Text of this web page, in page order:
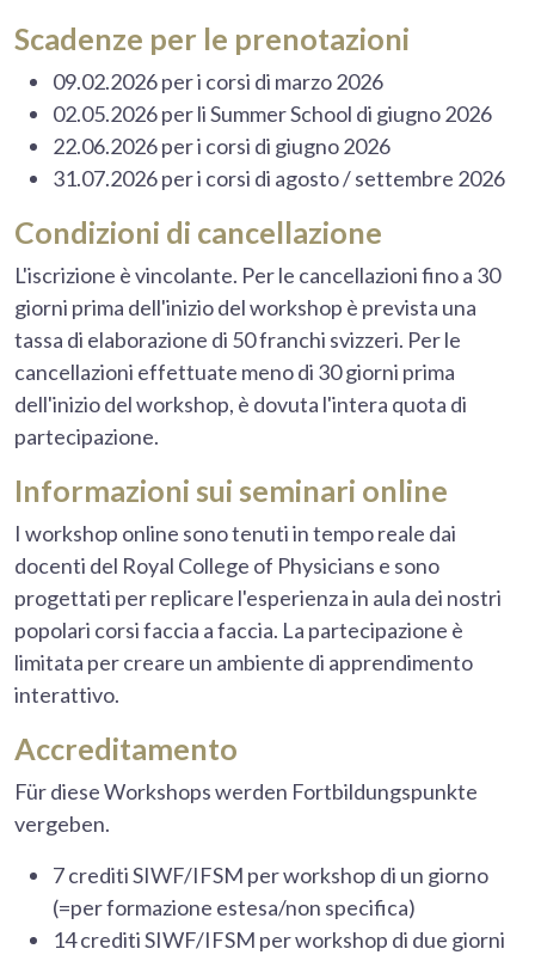
Scadenze per le prenotazioni
09.02.2026 per i corsi di marzo 2026
02.05.2026 per li Summer School di giugno 2026
22.06.2026 per i corsi di giugno 2026
31.07.2026 per i corsi di agosto / settembre 2026
Condizioni di cancellazione
L'iscrizione è vincolante. Per le cancellazioni fino a 30
giorni prima dell'inizio del workshop è prevista una
tassa di elaborazione di 50 franchi svizzeri. Per le
cancellazioni effettuate meno di 30 giorni prima
dell'inizio del workshop, è dovuta l'intera quota di
partecipazione.
Informazioni sui seminari online
I workshop online sono tenuti in tempo reale dai
docenti del Royal College of Physicians e sono
progettati per replicare l'esperienza in aula dei nostri
popolari corsi faccia a faccia. La partecipazione è
limitata per creare un ambiente di apprendimento
interattivo.
Accreditamento
Für diese Workshops werden Fortbildungspunkte
vergeben.
7 crediti SIWF/IFSM per workshop di un giorno
(=per formazione estesa/non specifica)
14 crediti SIWF/IFSM per workshop di due giorni